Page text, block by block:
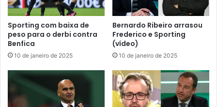
Sporting com baixa de
peso para o derbi contra
Benfica
10 de janeiro de 2025
Bernardo Ribeiro arrasou
Frederico e Sporting
(vídeo)
10 de janeiro de 2025